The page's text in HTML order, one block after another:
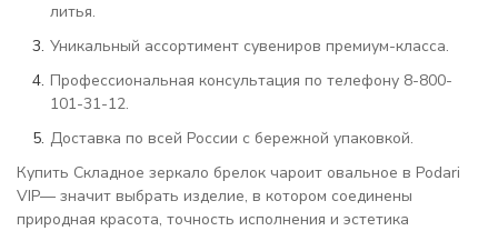
литья.
Уникальный ассортимент сувениров премиум-класса.
Профессиональная консультация по телефону 8-800-
101-31-12.
Доставка по всей России с бережной упаковкой.
Купить Складное зеркало брелок чароит овальное в Podari
VIP— значит выбрать изделие, в котором соединены
природная красота, точность исполнения и эстетика